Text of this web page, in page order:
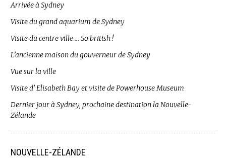
Arrivée à Sydney
Visite du grand aquarium de Sydney
Visite du centre ville … So british !
L’ancienne maison du gouverneur de Sydney
Vue sur la ville
Visite d’ Elisabeth Bay et visite de Powerhouse Museum
Dernier jour à Sydney, prochaine destination la Nouvelle-
Zélande
NOUVELLE-ZÉLANDE